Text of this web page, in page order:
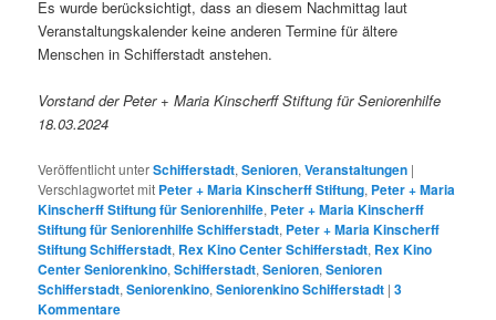
Es wurde berücksichtigt, dass an diesem Nachmittag laut
Veranstaltungskalender keine anderen Termine für ältere
Menschen in Schifferstadt anstehen.
Vorstand der Peter + Maria Kinscherff Stiftung für Seniorenhilfe
18.03.2024
Veröffentlicht unterSchifferstadt,Senioren,Veranstaltungen |
Verschlagwortet mit Peter + Maria Kinscherff Stiftung, Peter + Maria
Kinscherff Stiftung für Seniorenhilfe, Peter + Maria Kinscherff
Stiftung für Seniorenhilfe Schifferstadt, Peter + Maria Kinscherff
Stiftung Schifferstadt, Rex Kino Center Schifferstadt, Rex Kino
Center Seniorenkino,Schifferstadt,Senioren,Senioren
Schifferstadt,Seniorenkino,Seniorenkino Schifferstadt |3
Kommentare